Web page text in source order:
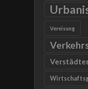
Vereisung